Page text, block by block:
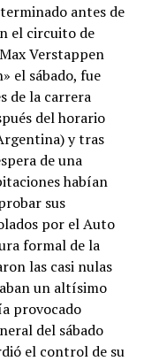
antes de
el circuito de
Verstappen
el sábado, fue
de la carrera
del horario
y tras
de una
habían
sus
por el Auto
formal de la
las casi nulas
un altísimo
provocado
del sábado
el control de su